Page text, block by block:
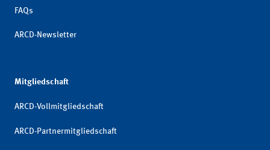
FAQs
ARCD-Newsletter
Mitgliedschaft
ARCD-Vollmitgliedschaft
ARCD-Partnermitgliedschaft